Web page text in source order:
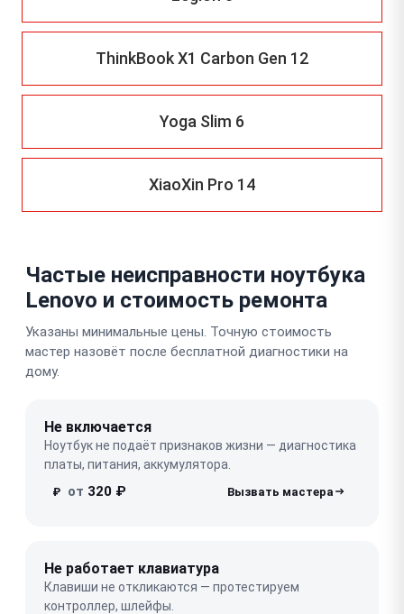
ThinkBook X1 Carbon Gen 12
Yoga Slim 6
XiaoXin Pro 14
Частые неисправности ноутбука
Lenovo и стоимость ремонта
Указаны минимальные цены. Точную стоимость
мастер назовёт после бесплатной диагностики на
дому.
Не включается
Ноутбук не подаёт признаков жизни — диагностика
платы, питания, аккумулятора.
₽ от 320 ₽
Не работает клавиатура
Клавиши не откликаются — протестируем
контроллер, шлейфы.